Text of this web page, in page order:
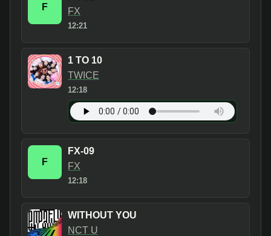
F
FX
12:21
1 TO 10
TWICE
12:18
F
FX-09
FX
12:18
WITHOUT YOU
NCT U